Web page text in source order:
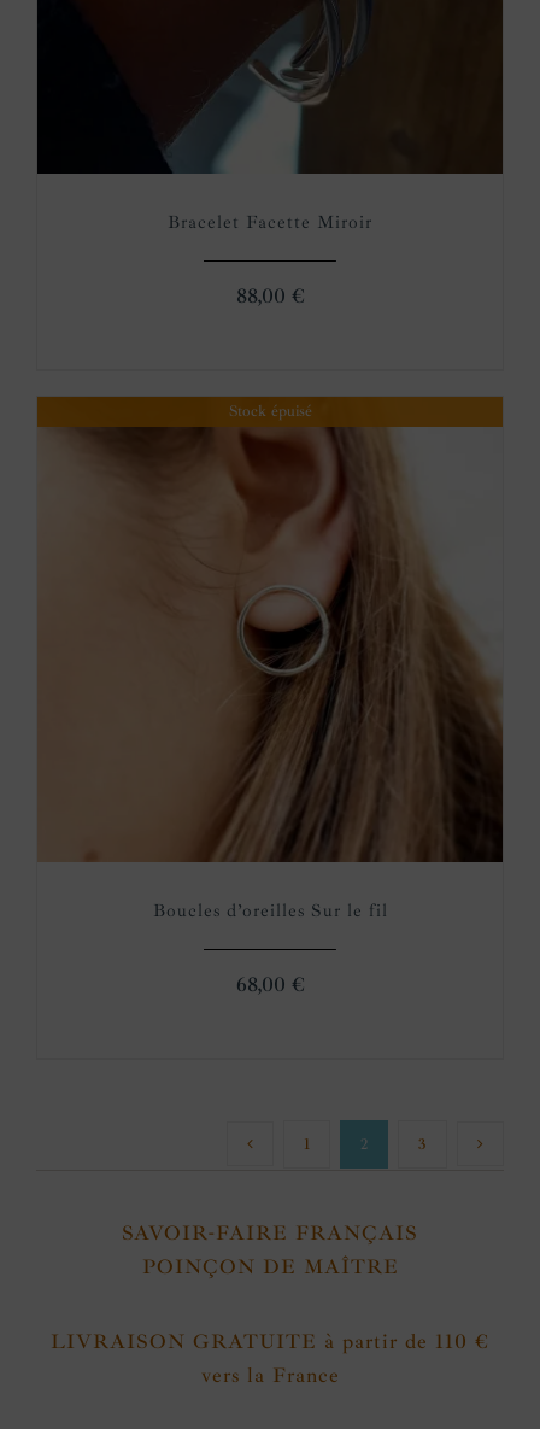
Bracelet Facette Miroir
88,00 €
Stock épuisé
Boucles d’oreilles Sur le fil
68,00 €
1 2 3
SAVOIR-FAIRE FRANÇAIS
POINÇON DE MAÎTRE
LIVRAISON GRATUITE à partir de 110 €
vers la France